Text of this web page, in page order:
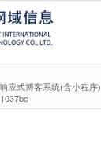
应式博客系统(含小程序)